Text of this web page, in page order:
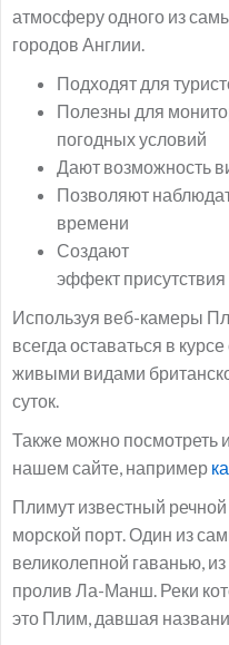
атмосферу одного из
городов Англии.
Подходят для
Полезны для
погодных условий
Дают возможность
Позволяют
времени
Создают
эффект
Используя веб-камеры
всегда оставаться в
живыми видами
суток.
Также можно посмотреть
нашем сайте, например
Плимут известный
морской порт. Один из
великолепной гаванью,
пролив Ла-Манш. Реки
это Плим, давшая